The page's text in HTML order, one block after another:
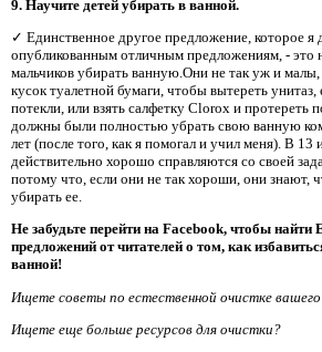
9. Научите детей убирать в ванной.
✓ Единственное другое предложение, которое я
опубликованным отличным предложениям, - это
мальчиков убирать ванную.Они не так уж и
кусок туалетной бумаги, чтобы вытереть унитаз,
потекли, или взять салфетку Clorox и протереть
должны были полностью убрать свою ванную
лет (после того, как я помогал и учил меня). В 13
действительно хорошо справляются со своей
потому что, если они не так хороши, они знают,
убирать ее.
Не забудьте перейти на Facebook, чтобы
предложений от читателей о том, как
ванной!
Ищете советы по естественной очистке
Ищете еще больше ресурсов для очистки?